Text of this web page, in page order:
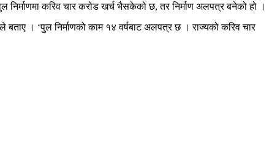
निर्माणमा करिव चार करोड खर्च भैसकेको छ, तर निर्माण अलपत्र बनेको हो ।
। ‘पुल निर्माणको काम १४ वर्षबाट अलपत्र छ । राज्यको करिव चार